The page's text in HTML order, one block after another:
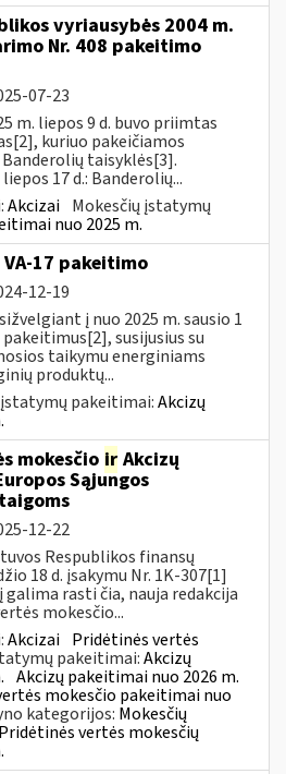
vyriausybės 2004 m.
Nr. 408 pakeitimo
07-23
m. liepos 9 d. buvo priimtas
kuriuo pakeičiamos
taisyklės[3].
17 d.: Banderolių...
Akcizai Mokesčių įstatymų
nuo 2025 m.
VA-17 pakeitimo
12-19
į nuo 2025 m. sausio 1
susijusius su
taikymu energiniams
produktų...
pakeitimai:Akcizų
mokesčio ir Akcizų
Sąjungos
12-22
Respublikos finansų
18 d. įsakymu Nr. 1K-307[1]
rasti čia, nauja redakcija
mokesčio...
Akcizai Pridėtinės vertės
pakeitimai:Akcizų
Akcizų pakeitimai nuo 2026 m.
mokesčio pakeitimai nuo
kategorijos: Mokesčių
vertės mokesčių